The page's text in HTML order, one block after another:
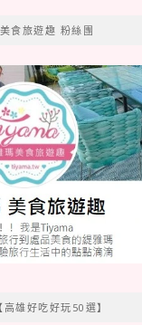
食旅遊趣 粉絲團
雄好吃好玩50選】